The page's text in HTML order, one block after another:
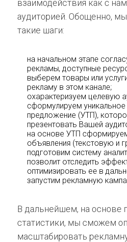
взаимодействия как с
аудиторией. Обощенно,
такие шаги:
на начальном этапе
рекламы, доступные
выберем товары или
рекламу в этом канале;
охарактеризуем целевую
сформулируем
предложение (УТП),
презентовать Вашей
на основе УТП
объявления (текстовую и
подготовим систему
позволит отследить
оптимизировать ее в
запустим рекламную
В дальнейшем, на основе
статистики, мы сможем
масштабировать